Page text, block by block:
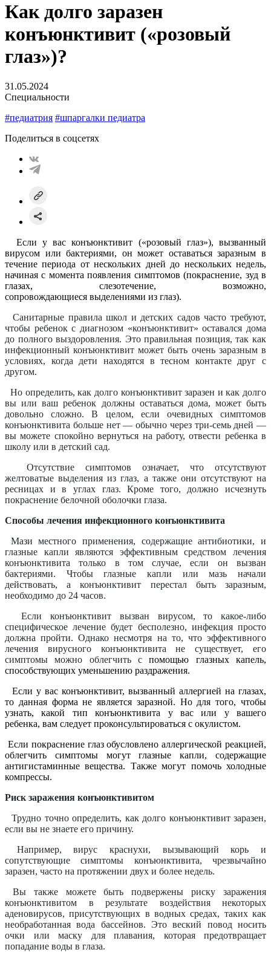
Как долго заразен
конъюнктивит («розовый
глаз»)?
31.05.2024
Специальности
#педиатрия #шпаргалки педиатра
Поделиться в соцсетях
Если у вас конъюнктивит («розовый глаз»), вызванный
вирусом или бактериями, он может оставаться заразным в
течение периода от нескольких дней до нескольких недель,
начиная с момента появления симптомов (покраснение, зуд в
глазах, слезотечение, возможно,
сопровождающиеся выделениями из глаз).
Санитарные правила школ и детских садов часто требуют,
чтобы ребенок с диагнозом «конъюнктивит» оставался дома
до полного выздоровления. Это правильная позиция, так как
инфекционный конъюнктивит может быть очень заразным в
условиях, когда дети находятся в тесном контакте друг с
другом.
Но определить, как долго конъюнктивит заразен и как долго
вы или ваш ребенок должны оставаться дома, может быть
довольно сложно. В целом, если очевидных симптомов
конъюнктивита больше нет — обычно через три-семь дней —
вы можете спокойно вернуться на работу, отвести ребенка в
школу или в детский сад.
Отсутствие симптомов означает, что отсутствуют
желтоватые выделения из глаз, а также они отсутствуют на
ресницах и в углах глаз. Кроме того, должно исчезнуть
покраснение белочной оболочки глаза.
Способы лечения инфекционного конъюнктивита
Мази местного применения, содержащие антибиотики, и
глазные капли являются эффективным средством лечения
конъюнктивита только в том случае, если он вызван
бактериями. Чтобы глазные капли или мазь начали
действовать, а конъюнктивит перестал быть заразным,
необходимо до 24 часов.
Если конъюнктивит вызван вирусом, то какое-либо
специфическое лечение будет бесполезно, инфекция просто
должна пройти. Однако несмотря на то, что эффективного
лечения вирусного конъюнктивита не существует, его
симптомы можно облегчить спомощью глазных капель,
способствующих уменьшению раздражения.
Если у вас конъюнктивит, вызванный аллергией на глазах,
то данная форма не является заразной. Но для того, чтобы
узнать, какой тип конъюнктивита у вас или у вашего
ребенка, вам следует проконсультироваться с окулистом.
Если покраснение глаз обусловлено аллергической реакцией,
облегчить симптомы могут глазные капли, содержащие
антигистаминные вещества. Также могут помочь холодные
компрессы.
Риск заражения конъюнктивитом
Трудно точно определить, как долго конъюнктивит заразен,
если вы не знаете его причину.
Например, вирус краснухи, вызывающий корь и
сопутствующие симптомы конъюнктивита, чрезвычайно
заразен, часто на протяжении двух и более недель.
Вы также можете быть подвержены риску заражения
конъюнктивитом в результате воздействия некоторых
аденовирусов, присутствующих в водных средах, таких как
необработанная вода бассейнов. Это веский повод носить
очки или маску для плавания, которая предотвращает
попадание воды в глаза.